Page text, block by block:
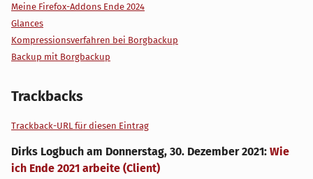
Meine Firefox-Addons Ende 2024
Glances
Kompressionsverfahren bei Borgbackup
Backup mit Borgbackup
Trackbacks
Trackback-URL für diesen Eintrag
Dirks Logbuch am Donnerstag, 30. Dezember 2021: Wie
ich Ende 2021 arbeite (Client)